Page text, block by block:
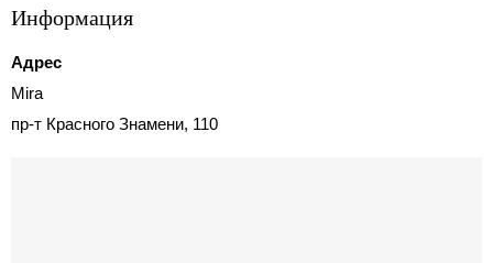
Информация
Адрес
Mira
пр-т Красного Знамени, 110